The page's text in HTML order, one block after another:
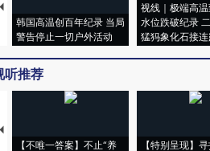
韩国高温创百年纪录 当局
警告停止一切户外活动
视线｜极端高
水位跌破纪录
猛犸象化石接连
听推荐
【不唯一答案】不止“养
【特别呈现】